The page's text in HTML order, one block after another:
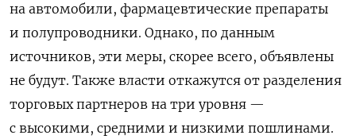
на автомобили, фармацевтические препараты
и полупроводники. Однако, по данным
источников, эти меры, скорее всего, объявлены
не будут. Также власти откажутся от разделения
торговых партнеров на три уровня —
с высокими, средними и низкими пошлинами.